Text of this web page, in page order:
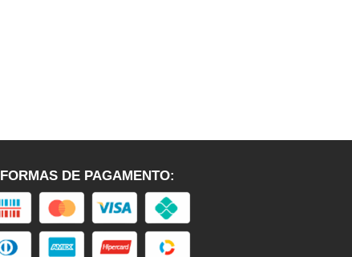
FORMAS DE PAGAMENTO: